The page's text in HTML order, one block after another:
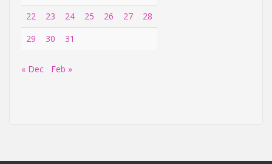
22
23 24 25 26 27
28
29
30 31
« Dec Feb »